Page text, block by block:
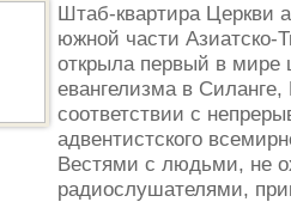
Штаб-квартира Церкви
южной части Азиатско-
открыла первый в мире
евангелизма в
соответствии с
адвентистского
Вестями с людьми, не
радиослушателями,